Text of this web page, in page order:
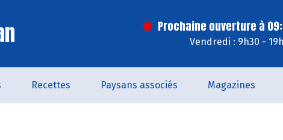
Prochaine ouverture à
Vendredi : 9h30 -
Recettes Paysans associés Magazines